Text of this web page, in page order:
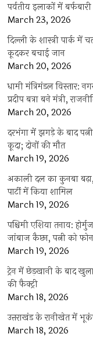
पर्वतीय इलाकों में
March 23, 2026
दिल्ली के शास्त्री पार्क
कूदकर बचाई जान
March 20, 2026
धामी मंत्रिमंडल विस्तार:
प्रदीप बत्रा बने मंत्री,
March 20, 2026
दरभंगा में झगड़े के बाद
कूदा; दोनों की मौत
March 19, 2026
अकाली दल का कुनबा
पार्टी में किया शामिल
March 19, 2026
पश्चिमी एशिया तनाव:
जांबाज कैप्टन, पत्नी को
March 19, 2026
ट्रेन में छेड़खानी के बाद
की फैक्ट्री
March 18, 2026
उत्तराखंड के रानीखेत में
March 18, 2026